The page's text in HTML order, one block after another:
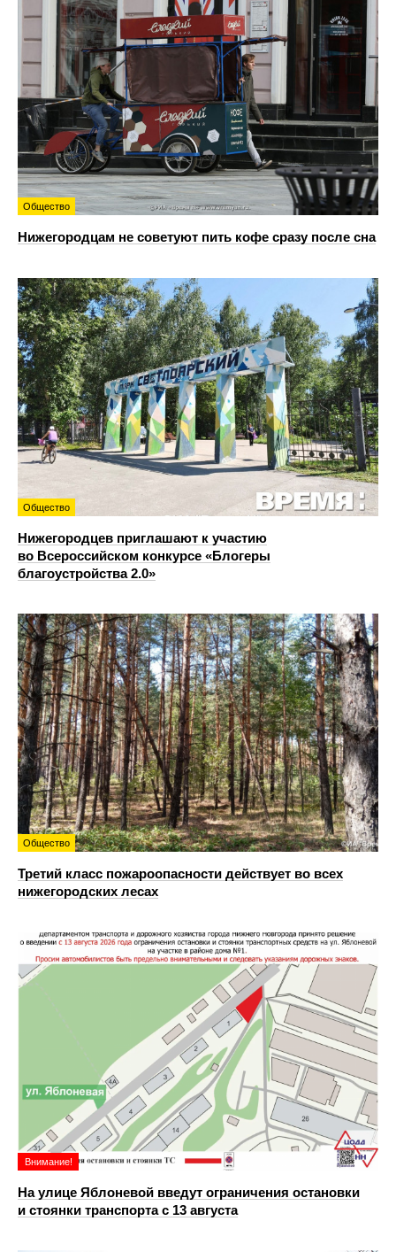
Общество
Нижегородцам не советуют пить кофе сразу после сна
Общество
Нижегородцев приглашают к участию
во Всероссийском конкурсе «Блогеры
благоустройства 2.0»
Общество
Третий класс пожароопасности действует во всех
нижегородских лесах
Внимание!
На улице Яблоневой введут ограничения остановки
и стоянки транспорта с 13 августа